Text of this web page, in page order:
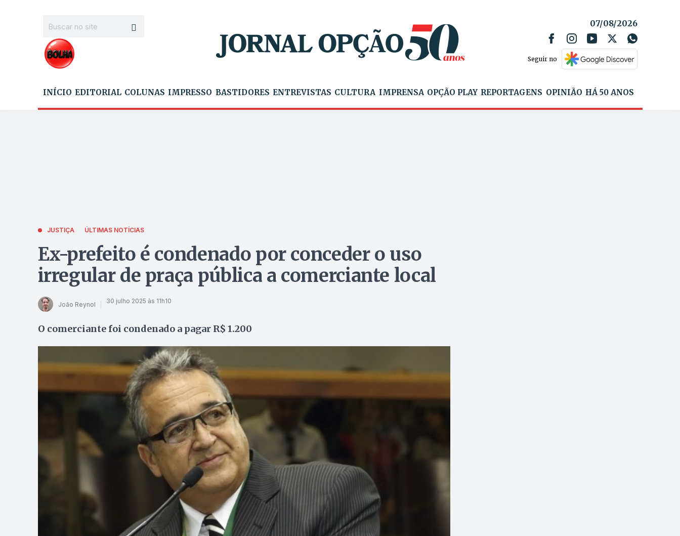
07/08/2026
Seguir no
INÍCIO EDITORIAL COLUNAS IMPRESSO BASTIDORES ENTREVISTAS CULTURA IMPRENSA OPÇÃO PLAY REPORTAGENS OPINIÃO HÁ 50 ANOS
JUSTIÇA ÚLTIMAS NOTÍCIAS
Ex-prefeito é condenado por conceder o uso
irregular de praça pública a comerciante local
João Reynol 30 julho 2025 às 11h10
O comerciante foi condenado a pagar R$ 1.200